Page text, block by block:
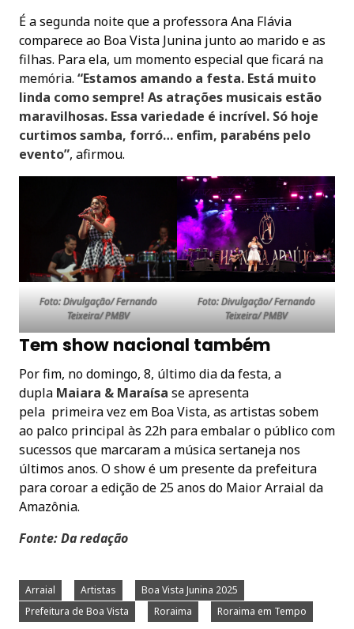
É a segunda noite que a professora Ana Flávia
comparece ao Boa Vista Junina junto ao marido e as
filhas. Para ela, um momento especial que ficará na
memória. “Estamos amando a festa. Está muito
linda como sempre! As atrações musicais estão
maravilhosas. Essa variedade é incrível. Só hoje
curtimos samba, forró… enfim, parabéns pelo
evento”, afirmou.
Foto: Divulgação/ Fernando
Teixeira/ PMBV
Foto: Divulgação/ Fernando
Teixeira/ PMBV
Tem show nacional também
Por fim, no domingo, 8, último dia da festa, a
dupla Maiara & Maraísa se apresenta
pela primeira vez em Boa Vista, as artistas sobem
ao palco principal às 22h para embalar o público com
sucessos que marcaram a música sertaneja nos
últimos anos. O show é um presente da prefeitura
para coroar a edição de 25 anos do Maior Arraial da
Amazônia.
Fonte: Da redação
Arraial Artistas
Boa Vista Junina 2025
Prefeitura de Boa Vista
Roraima Roraima em Tempo